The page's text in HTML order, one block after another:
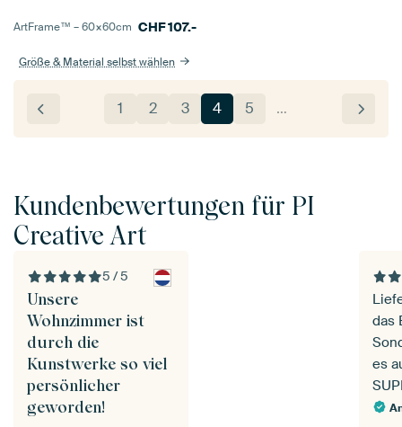
ArtFrame™ –60×60cm CHF107.-
Größe & Material selbst wählen
1 2 3 4 5 …
Kundenbewertungen für PI
Creative Art
5 / 5
Unsere
Wohnzimmer ist
durch die
Kunstwerke so viel
persönlicher
geworden!
das
es